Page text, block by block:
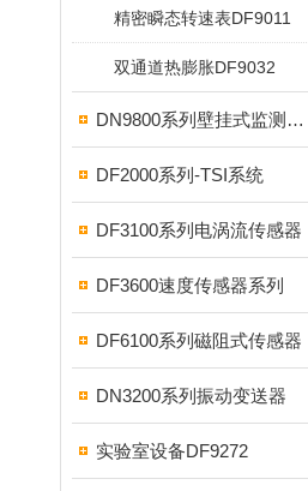
精密瞬态转速表DF9011
双通道热膨胀DF9032
DN9800系列壁挂式监测仪表
DF2000系列-TSI系统
DF3100系列电涡流传感器
DF3600速度传感器系列
DF6100系列磁阻式传感器
DN3200系列振动变送器
实验室设备DF9272